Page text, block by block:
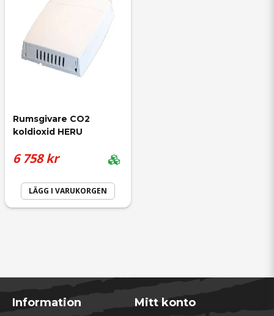
Rumsgivare CO2
koldioxid HERU
6 758 kr
LÄGG I VARUKORGEN
Information Mitt konto